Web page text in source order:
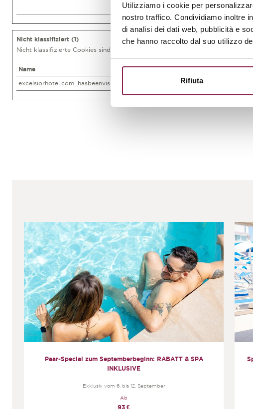
Utilizziamo i cookie per
nostro traffico. Condividiamo inoltre
di analisi dei dati web, pubblicità e
che hanno raccolto dal suo utilizzo
Rifiuta
Nicht klassifiziert (1)
Nicht klassifizierte Cookies sind Cookies, die wir gerade versuchen zu
Name Anbieter
excelsiorhotel.com_hasbeenvisited www.excelsiorhotel.com
Paar-Special zum Septemberbeginn: RABATT & SPA
INKLUSIVE
Exklusiv vom 6. bis 12. September
Ab
93 €